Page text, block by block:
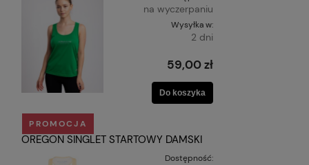
na wyczerpaniu
Wysyłka w:
2 dni
59,00 zł
Do koszyka
OREGON SINGLET STARTOWY DAMSKI
Dostępność:
PROMOCJA